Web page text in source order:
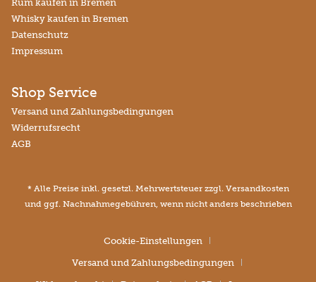
Rum kaufen in Bremen
Whisky kaufen in Bremen
Datenschutz
Impressum
Shop Service
Versand und Zahlungsbedingungen
Widerrufsrecht
AGB
* Alle Preise inkl. gesetzl. Mehrwertsteuer zzgl. Versandkosten
und ggf. Nachnahmegebühren, wenn nicht anders beschrieben
Cookie-Einstellungen
Versand und Zahlungsbedingungen